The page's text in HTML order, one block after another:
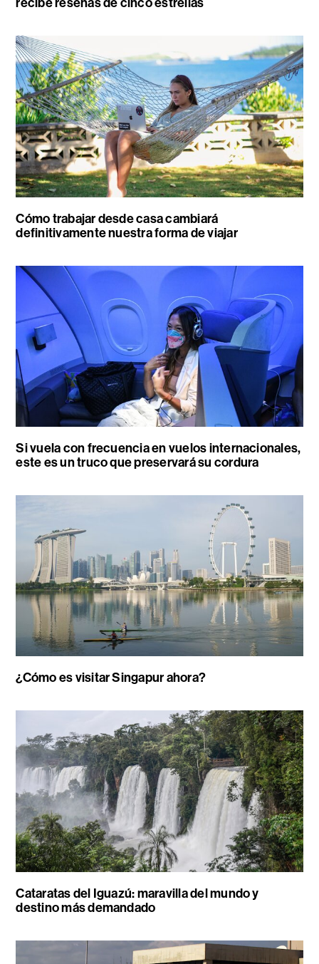
Cómo trabajar desde casa cambiará
definitivamente nuestra forma de viajar
Si vuela con frecuencia en vuelos internacionales,
este es un truco que preservará su cordura
¿Cómo es visitar Singapur ahora?
Cataratas del Iguazú: maravilla del mundo y
destino más demandado